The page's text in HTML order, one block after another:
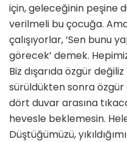
için, geleceğinin peşine
verilmeli bu çocuğa.
çalışıyorlar, ‘Sen bunu
görecek’ demek.
Biz dışarıda özgür
sürüldükten sonra özgür
dört duvar arasına
hevesle beklemesin.
Düştüğümüzü,